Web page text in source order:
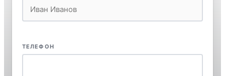
ТЕЛЕФОН